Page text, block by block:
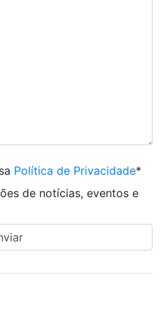
Política de Privacidade*
de notícias, eventos e